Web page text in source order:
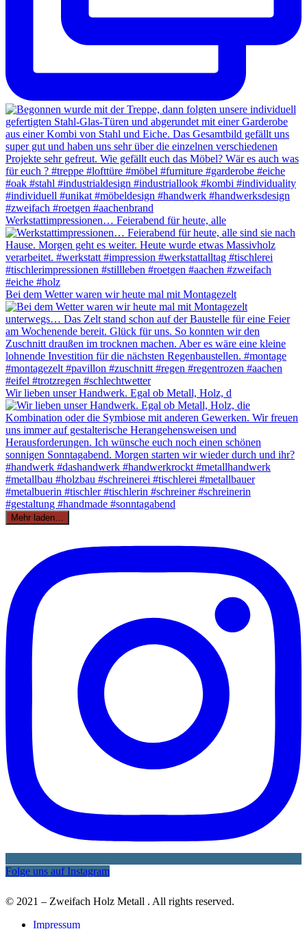
Werkstattimpressionen… Feierabend für heute, alle
Bei dem Wetter waren wir heute mal mit Montagezelt
Wir lieben unser Handwerk. Egal ob Metall, Holz, d
Mehr laden…
Folge uns auf Instagram
© 2021 – Zweifach Holz Metall . All rights reserved.
Impressum